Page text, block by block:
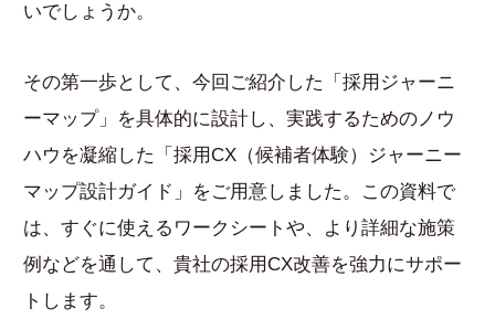
いでしょうか。
その第一歩として、今回ご紹介した「採用ジャーニ
ーマップ」を具体的に設計し、実践するためのノウ
ハウを凝縮した「採用CX（候補者体験）ジャーニー
マップ設計ガイド」をご用意しました。この資料で
は、すぐに使えるワークシートや、より詳細な施策
例などを通して、貴社の採用CX改善を強力にサポー
トします。